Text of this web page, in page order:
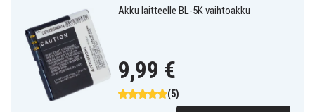
Akku laitteelle BL-5K vaihtoakku
(5)
9,99 €